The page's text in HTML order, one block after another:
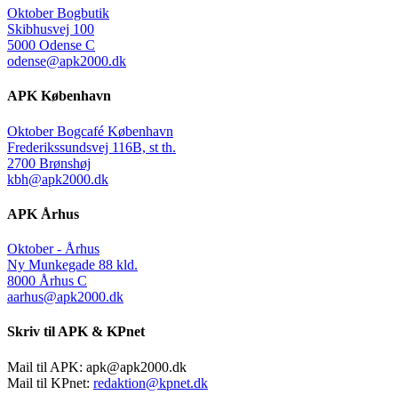
Oktober Bogbutik
Skibhusvej 100
5000 Odense C
odense@apk2000.dk
APK København
Oktober Bogcafé København
Frederikssundsvej 116B, st th.
2700 Brønshøj
kbh@apk2000.dk
APK Århus
Oktober - Århus
Ny Munkegade 88 kld.
8000 Århus C
aarhus@apk2000.dk
Skriv til APK & KPnet
Mail til APK: apk@apk2000.dk
Mail til KPnet: redaktion@kpnet.dk